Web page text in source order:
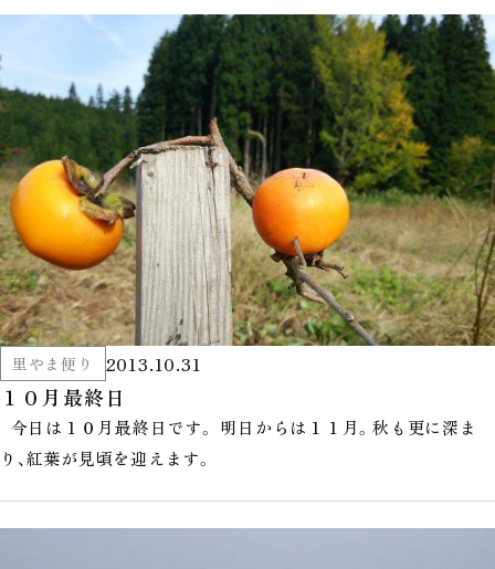
里やま便り 2013.10.31
１０月最終日
今日は１０月最終日です。 明日からは１１月。秋も更に深ま
り、紅葉が見頃を迎えます。